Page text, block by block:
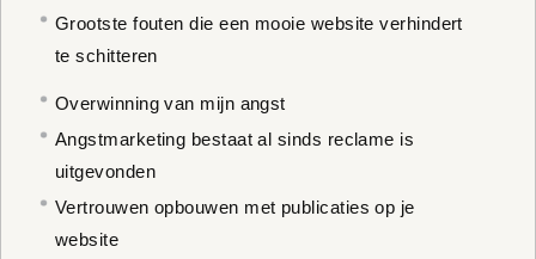
Grootste fouten die een mooie website verhindert
te schitteren
Overwinning van mijn angst
Angstmarketing bestaat al sinds reclame is
uitgevonden
Vertrouwen opbouwen met publicaties op je
website